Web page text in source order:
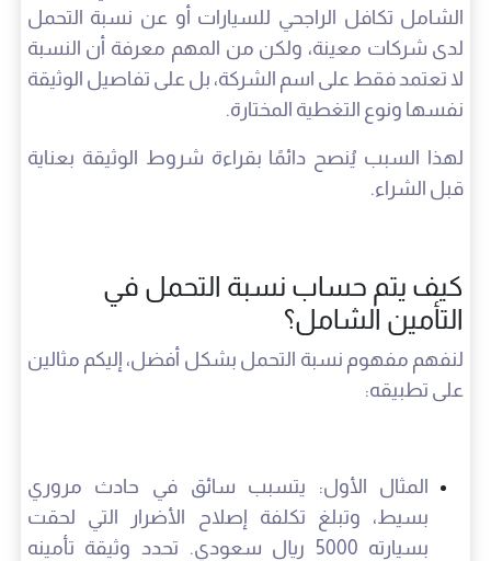
الشامل تكافل الراجحي للسيارات أو عن نسبة التحمل
لدى شركات معينة، ولكن من المهم معرفة أن النسبة
لا تعتمد فقط على اسم الشركة، بل على تفاصيل الوثيقة
نفسها ونوع التغطية المختارة.
لهذا السبب يُنصح دائمًا بقراءة شروط الوثيقة بعناية
قبل الشراء.
كيف يتم حساب نسبة التحمل في
التأمين الشامل؟
لنفهم مفهوم نسبة التحمل بشكل أفضل، إليكم مثالين
على تطبيقه:
المثال الأول: يتسبب سائق في حادث مروري
بسيط، وتبلغ تكلفة إصلاح الأضرار التي لحقت
بسيارته 5000 ريال سعودي. تحدد وثيقة تأمينه